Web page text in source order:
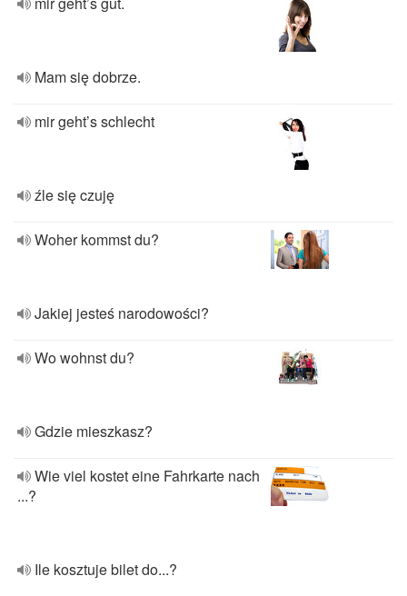
Mam się dobrze.
mir geht’s schlecht
źle się czuję
Woher kommst du?
Jakiej jesteś narodowości?
Wo wohnst du?
Gdzie mieszkasz?
Wie viel kostet eine Fahrkarte nach
...?
Ile kosztuje bilet do...?